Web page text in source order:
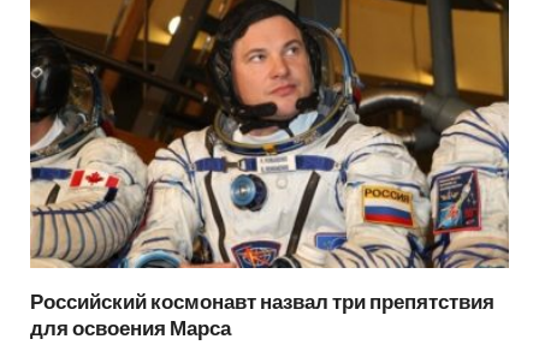
Российский космонавт назвал три препятствия
для освоения Марса